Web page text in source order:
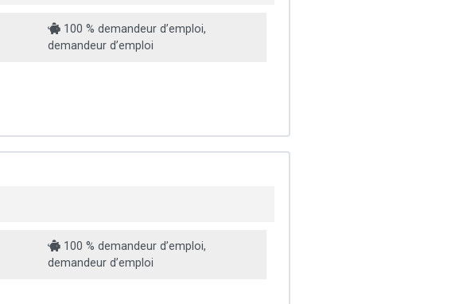
100 % demandeur d’emploi,
demandeur d’emploi
100 % demandeur d’emploi,
demandeur d’emploi